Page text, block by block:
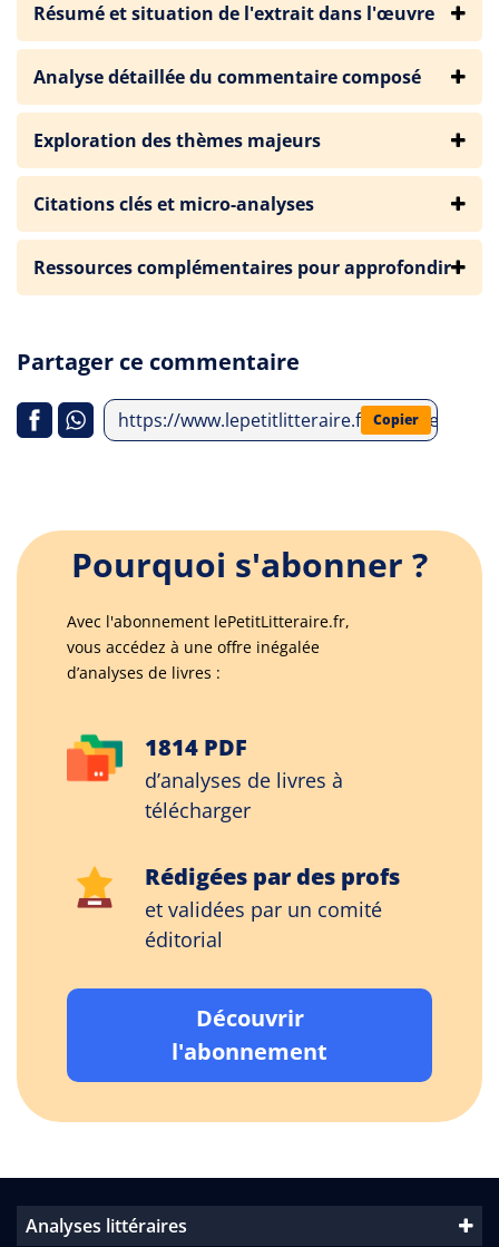
Résumé et situation de l'extrait dans l'œuvre
Analyse détaillée du commentaire composé
Exploration des thèmes majeurs
Citations clés et micro-analyses
Ressources complémentaires pour approfondir
Partager ce commentaire
https://www.lepetitlitteraire.fr/analyses-
Copier
Pourquoi s'abonner ?
Avec l'abonnement lePetitLitteraire.fr,
vous accédez à une offre inégalée
d’analyses de livres :
1814 PDF
d’analyses de livres à
télécharger
Rédigées par des profs
et validées par un comité
éditorial
Découvrir
l'abonnement
Analyses littéraires